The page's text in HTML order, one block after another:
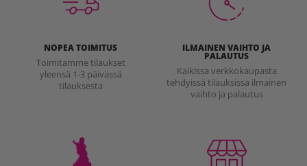
NOPEA TOIMITUS
Toimitamme tilaukset
yleensä 1-3 päivässä
tilauksesta
ILMAINEN VAIHTO JA
PALAUTUS
Kaikissa verkkokaupasta
tehdyissä tilauksissa ilmainen
vaihto ja palautus